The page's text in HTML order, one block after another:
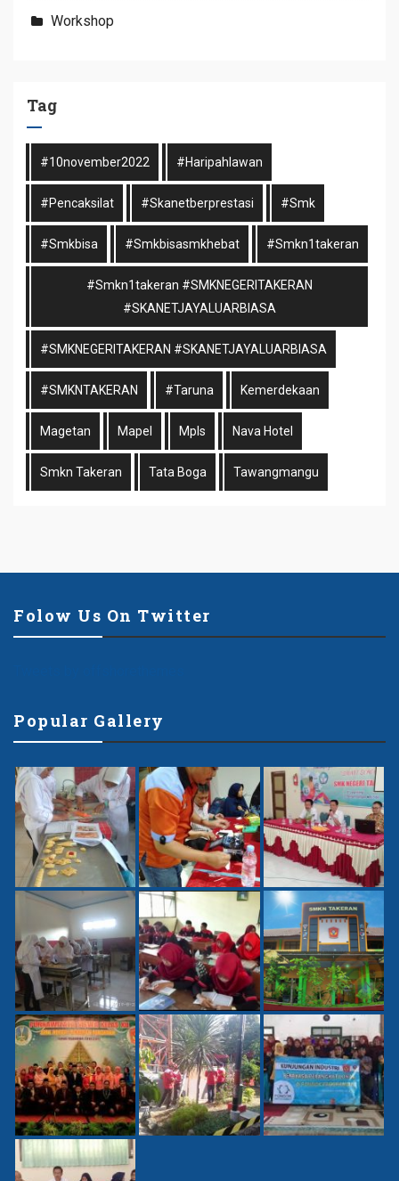
Workshop
Tag
#10november2022 #haripahlawan
#pencaksilat #skanetberprestasi #smk
#smkbisa #smkbisasmkhebat #smkn1takeran
#smkn1takeran #SMKNEGERITAKERAN
#SKANETJAYALUARBIASA
#SMKNEGERITAKERAN #SKANETJAYALUARBIASA
#SMKNTAKERAN #taruna Kemerdekaan
Magetan Mapel Mpls Nava Hotel
Smkn Takeran Tata Boga Tawangmangu
Folow Us On Twitter
Popular Gallery